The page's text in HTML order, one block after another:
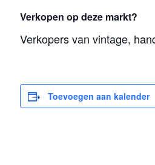
Verkopen op deze markt?
Verkopers van vintage,
Toevoegen aan kalender